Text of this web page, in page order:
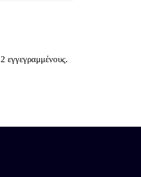
εγγεγραμμένους.